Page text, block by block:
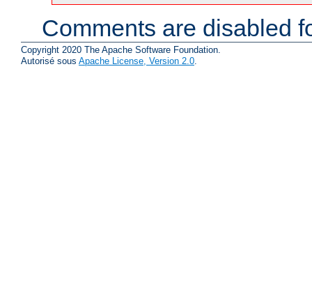
Comments are disabled
Copyright 2020 The Apache Software Foundation.
Autorisé sous Apache License, Version 2.0